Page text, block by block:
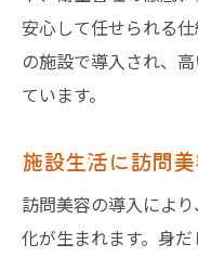
訪問美容利
信頼できる訪問
高齢者に最
信頼できる
介護施設で
安心して任せられる
の施設で導入され、
ています。
施設生活に訪問
訪問美容の導入によ
化が生まれます。身だ